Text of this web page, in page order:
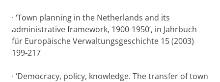
· ‘Town planning in the Netherlands and its
administrative framework, 1900-1950’, in Jahrbuch
für Europäische Verwaltungsgeschichte 15 (2003)
199-217
· ‘Democracy, policy, knowledge. The transfer of town